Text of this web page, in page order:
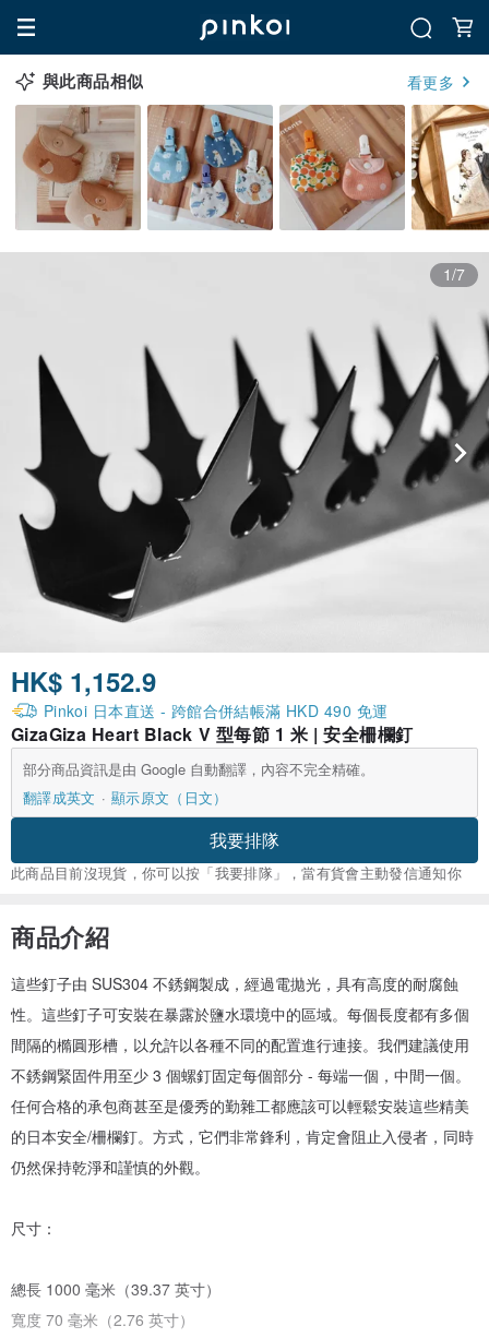
與此商品相似 看更多
1/7
HK$ 1,152.9
Pinkoi 日本直送 - 跨館合併結帳滿 HKD 490 免運
GizaGiza Heart Black V 型每節 1 米 | 安全柵欄釘
部分商品資訊是由 Google 自動翻譯，內容不完全精確。
翻譯成英文
顯示原文（日文）
我要排隊
此商品目前沒現貨，你可以按「我要排隊」，當有貨會主動發信通知你
商品介紹
這些釘子由 SUS304 不銹鋼製成，經過電拋光，具有高度的耐腐蝕
性。這些釘子可安裝在暴露於鹽水環境中的區域。每個長度都有多個
間隔的橢圓形槽，以允許以各種不同的配置進行連接。我們建議使用
不銹鋼緊固件用至少 3 個螺釘固定每個部分 - 每端一個，中間一個。
任何合格的承包商甚至是優秀的勤雜工都應該可以輕鬆安裝這些精美
的日本安全/柵欄釘。方式，它們非常鋒利，肯定會阻止入侵者，同時
仍然保持乾淨和謹慎的外觀。
尺寸：
總長 1000 毫米（39.37 英寸）
寬度 70 毫米（2.76 英寸）